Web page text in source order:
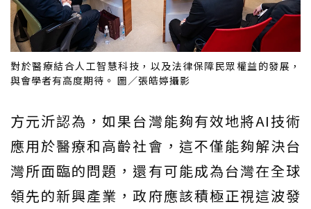
對於醫療結合人工智慧科技，以及法律保障民眾權益的發展，
與會學者有高度期待。 圖／張皓婷攝影
方元沂認為，如果台灣能夠有效地將AI技術
應用於醫療和高齡社會，這不僅能夠解決台
灣所面臨的問題，還有可能成為台灣在全球
領先的新興產業，政府應該積極正視這波發